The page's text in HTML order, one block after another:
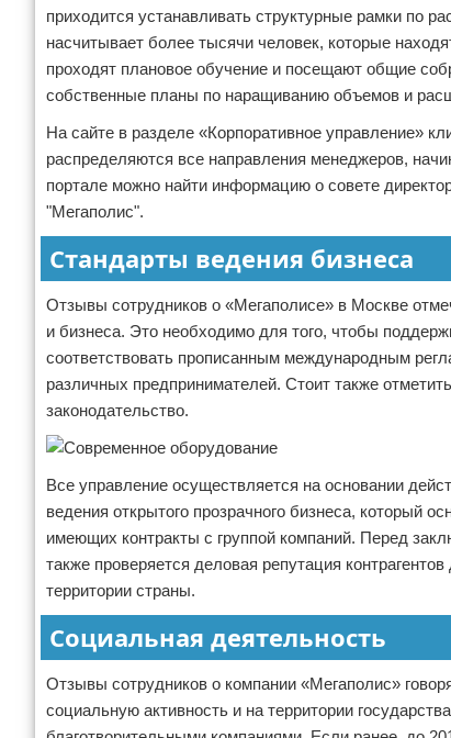
приходится устанавливать структурные рамки по
насчитывает более тысячи человек, которые
проходят плановое обучение и посещают общие
собственные планы по наращиванию объемов и
На сайте в разделе «Корпоративное управление»
распределяются все направления менеджеров,
портале можно найти информацию о совете
"Мегаполис".
Стандарты ведения бизнеса
Отзывы сотрудников о «Мегаполисе» в Москве
и бизнеса. Это необходимо для того, чтобы
соответствовать прописанным международным
различных предпринимателей. Стоит также
законодательство.
Все управление осуществляется на основании
ведения открытого прозрачного бизнеса, который
имеющих контракты с группой компаний. Перед
также проверяется деловая репутация
территории страны.
Социальная деятельность
Отзывы сотрудников о компании «Мегаполис»
социальную активность и на территории